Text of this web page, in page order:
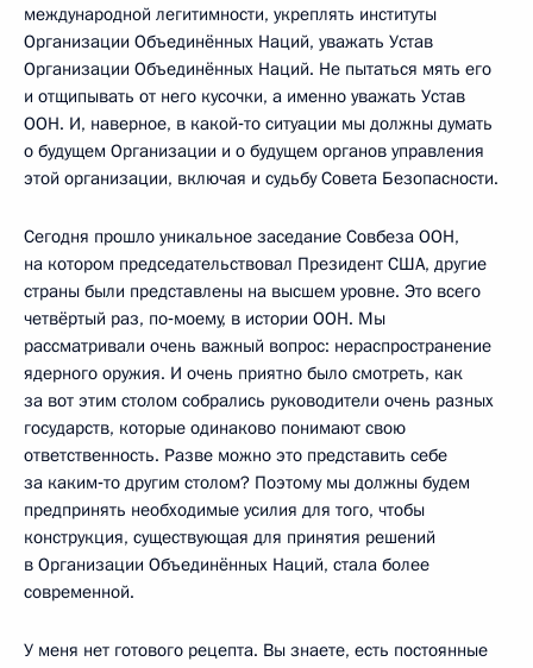
международной легитимности, укреплять институты
Организации Объединённых Наций, уважать Устав
Организации Объединённых Наций. Не пытаться мять его
и отщипывать от него кусочки, а именно уважать Устав
ООН. И, наверное, в какой‑то ситуации мы должны думать
о будущем Организации и о будущем органов управления
этой организации, включая и судьбу Совета Безопасности.
Сегодня прошло уникальное заседание Совбеза ООН,
на котором председательствовал Президент США, другие
страны были представлены на высшем уровне. Это всего
четвёртый раз, по‑моему, в истории ООН. Мы
рассматривали очень важный вопрос: нераспространение
ядерного оружия. И очень приятно было смотреть, как
за вот этим столом собрались руководители очень разных
государств, которые одинаково понимают свою
ответственность. Разве можно это представить себе
за каким‑то другим столом? Поэтому мы должны будем
предпринять необходимые усилия для того, чтобы
конструкция, существующая для принятия решений
в Организации Объединённых Наций, стала более
современной.
У меня нет готового рецепта. Вы знаете, есть постоянные